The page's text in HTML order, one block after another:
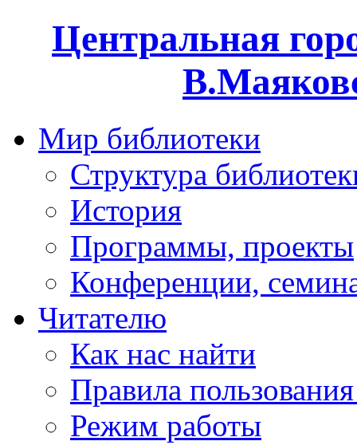
Центральная
Мир библиотеки
Структура
История
Программы, проекты
Конференции,
Читателю
Как нас найти
Правила
Режим работы